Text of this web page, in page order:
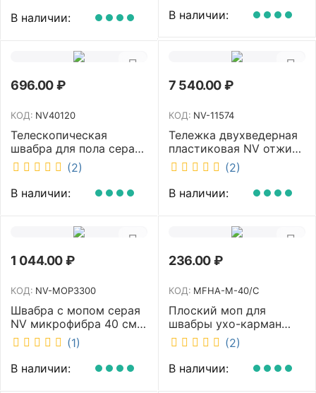
В наличии:
В наличии:
696.00₽
КОД: NV40120
Телескопическая
швабра для пола серая
NV микрофибра 42 см
NV40120
(2)
В наличии:
7 540.00₽
КОД: NV-11574
Тележка двухведерная
пластиковая NV отжим
2х23л NV-11574
(2)
В наличии:
1 044.00₽
КОД: NV-MOP3300
Швабра с мопом серая
NV микрофибра 40 см
NV-MOP3300
(1)
В наличии:
236.00₽
КОД: MFHA-M-40/C
Плоский моп для
швабры ухо-карман
белый 40 см NV MFHA-
M-40/C
(2)
В наличии: